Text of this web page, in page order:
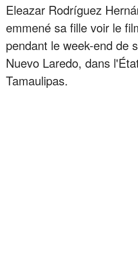
Eleazar Rodríguez
emmené sa fille voir le
pendant le week-end de
Nuevo Laredo, dans
Tamaulipas.